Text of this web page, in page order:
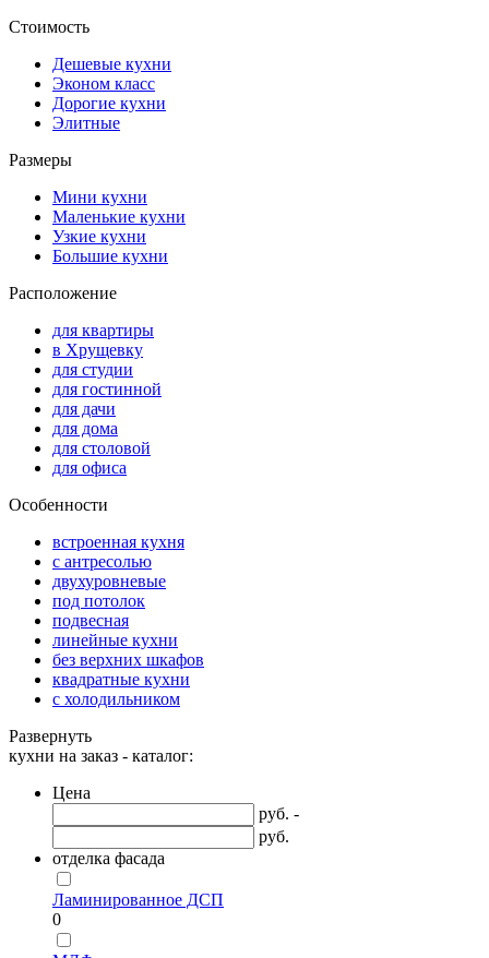
Стоимость
Дешевые кухни
Эконом класс
Дорогие кухни
Элитные
Размеры
Мини кухни
Маленькие кухни
Узкие кухни
Большие кухни
Расположение
для квартиры
в Хрущевку
для студии
для гостинной
для дачи
для дома
для столовой
для офиса
Особенности
встроенная кухня
с антресолью
двухуровневые
под потолок
подвесная
линейные кухни
без верхних шкафов
квадратные кухни
с холодильником
Развернуть
кухни на заказ - каталог:
Цена
руб. -
руб.
отделка фасада
Ламинированное ДСП
0